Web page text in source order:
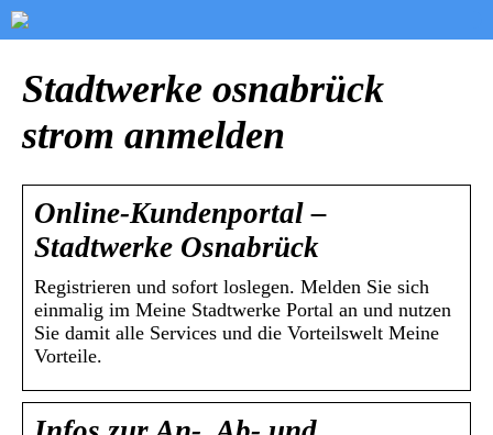
Stadtwerke osnabrück
strom anmelden
Online-Kundenportal –
Stadtwerke Osnabrück
Registrieren und sofort loslegen. Melden Sie sich
einmalig im Meine Stadtwerke Portal an und nutzen
Sie damit alle Services und die Vorteilswelt Meine
Vorteile.